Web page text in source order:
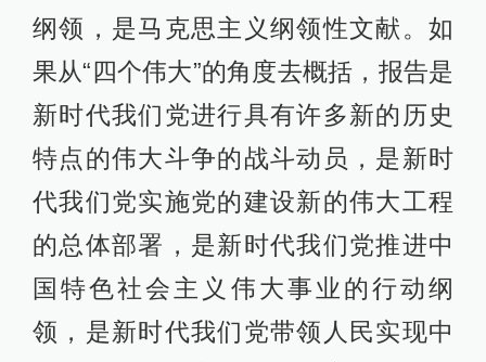
纲领，是马克思主义纲领性文献。如
果从“四个伟大”的角度去概括，报告是
新时代我们党进行具有许多新的历史
特点的伟大斗争的战斗动员，是新时
代我们党实施党的建设新的伟大工程
的总体部署，是新时代我们党推进中
国特色社会主义伟大事业的行动纲
领，是新时代我们党带领人民实现中